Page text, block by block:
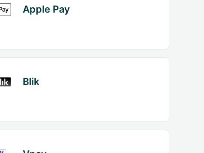
Apple Pay
Blik